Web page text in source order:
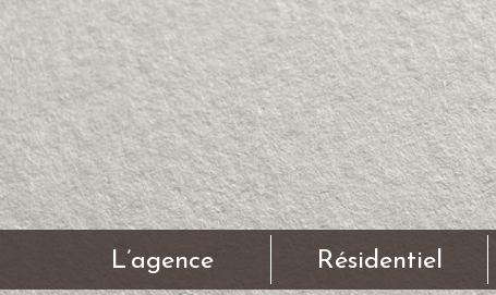
L’agence Résidentiel